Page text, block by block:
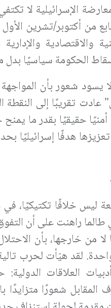
الإسرائيلية لا
والاقتصادية
الحكومة سياسيًا بدل
يسود شعور بأن
عادت تقريبًا إلى
أمنيًا حقيقيًا بقدر ما
هدفًا إسرائيليًا
ليس خلافًا تكتيكيًا، في
طالما راهنت على أن
من خارجها، بأن
واحدة. لقد هيّأت لحرب
العلاقات
المقابل شعورًا